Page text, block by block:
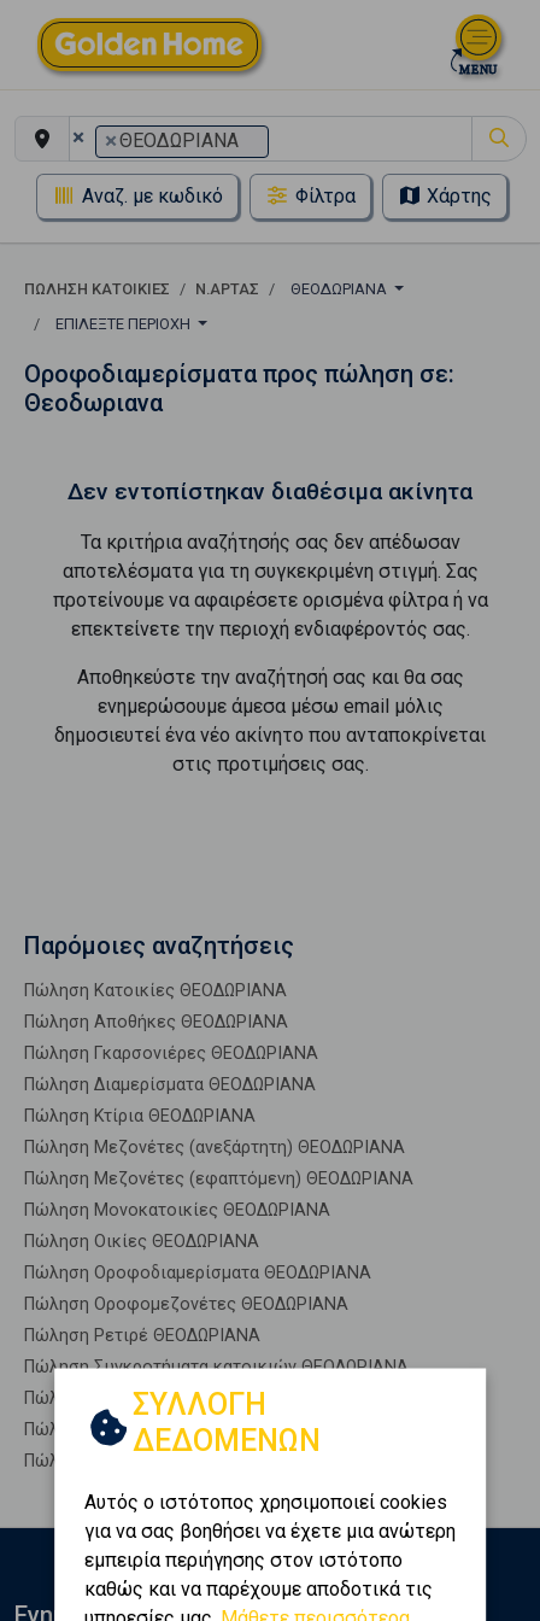
× ×ΘΕΟΔΩΡΙΑΝΑ
Αναζ. με κωδικό Φίλτρα Χάρτης
ΠΏΛΗΣΗ ΚΑΤΟΙΚΊΕΣ Ν.ΑΡΤΑΣ
ΘΕΟΔΩΡΙΑΝΑ
ΕΠΙΛΈΞΤΕ ΠΕΡΙΟΧΉ
Οροφοδιαμερίσματα προς πώληση σε:
Θεοδωριανα
Δεν εντοπίστηκαν διαθέσιμα ακίνητα
Τα κριτήρια αναζήτησής σας δεν απέδωσαν
αποτελέσματα για τη συγκεκριμένη στιγμή. Σας
προτείνουμε να αφαιρέσετε ορισμένα φίλτρα ή να
επεκτείνετε την περιοχή ενδιαφέροντός σας.
Αποθηκεύστε την αναζήτησή σας και θα σας
ενημερώσουμε άμεσα μέσω email μόλις
δημοσιευτεί ένα νέο ακίνητο που ανταποκρίνεται
στις προτιμήσεις σας.
Παρόμοιες αναζητήσεις
Πώληση Κατοικίες ΘΕΟΔΩΡΙΑΝΑ
Πώληση Αποθήκες ΘΕΟΔΩΡΙΑΝΑ
Πώληση Γκαρσονιέρες ΘΕΟΔΩΡΙΑΝΑ
Πώληση Διαμερίσματα ΘΕΟΔΩΡΙΑΝΑ
Πώληση Κτίρια ΘΕΟΔΩΡΙΑΝΑ
Πώληση Μεζονέτες (ανεξάρτητη) ΘΕΟΔΩΡΙΑΝΑ
Πώληση Μεζονέτες (εφαπτόμενη) ΘΕΟΔΩΡΙΑΝΑ
Πώληση Μονοκατοικίες ΘΕΟΔΩΡΙΑΝΑ
Πώληση Οικίες ΘΕΟΔΩΡΙΑΝΑ
Πώληση Οροφοδιαμερίσματα ΘΕΟΔΩΡΙΑΝΑ
Πώληση Οροφομεζονέτες ΘΕΟΔΩΡΙΑΝΑ
Πώληση Ρετιρέ ΘΕΟΔΩΡΙΑΝΑ
Πώληση Συγκροτήματα κατοικιών ΘΕΟΔΩΡΙΑΝΑ
Πώληση Υπόγεια ΘΕΟΔΩΡΙΑΝΑ
Πώληση Υπόσκαφα ΘΕΟΔΩΡΙΑΝΑ
Πώληση Υπολ. υψουν ΘΕΟΔΩΡΙΑΝΑ
ΣΥΛΛΟΓΗ
ΔΕΔΟΜΕΝΩΝ
Αυτός ο ιστότοπος χρησιμοποιεί cookies
για να σας βοηθήσει να έχετε μια ανώτερη
εμπειρία περιήγησης στον ιστότοπο
καθώς και να παρέχουμε αποδοτικά τις
Ενημερωθείτε